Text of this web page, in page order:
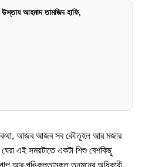
উস্তায আহমাদ তামজিদ হাফি,
কথা, আজব আজব সব কৌতূহল আর মজার
এই সময়টাতে একটা শিশু বেশকিছু
আর পঙ্কিলতামুক্ত তনুমনের অধিকারী